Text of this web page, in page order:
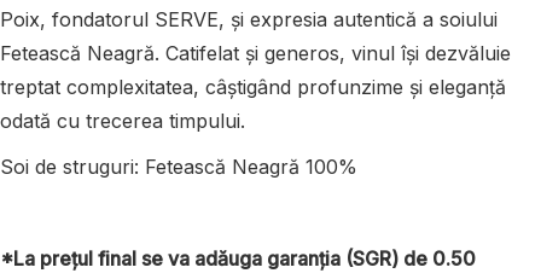
Poix, fondatorul SERVE, și expresia autentică a soiului
Fetească Neagră. Catifelat și generos, vinul își dezvăluie
treptat complexitatea, câștigând profunzime și eleganță
odată cu trecerea timpului.
Soi de struguri: Fetească Neagră 100%
*La prețul final se va adăuga garanția (SGR) de 0.50